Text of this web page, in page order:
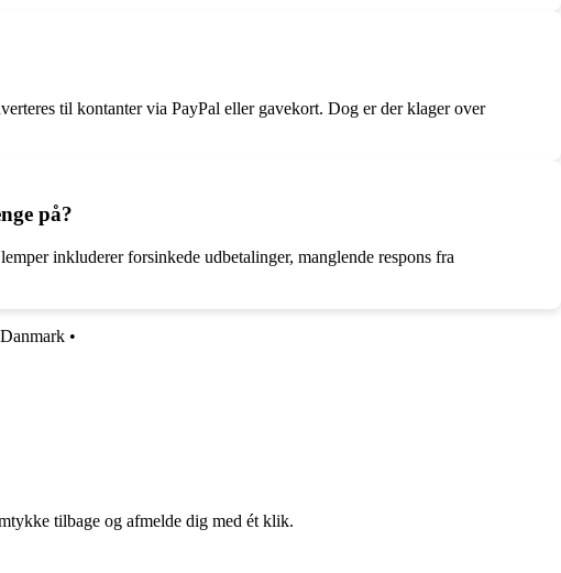
til kontanter via PayPal eller gavekort. Dog er der klager over
på?
inkluderer forsinkede udbetalinger, manglende respons fra
•
tilbage og afmelde dig med ét klik.